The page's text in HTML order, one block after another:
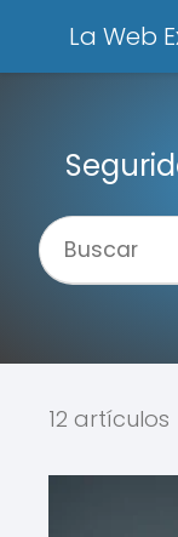
La Web
12 artículos